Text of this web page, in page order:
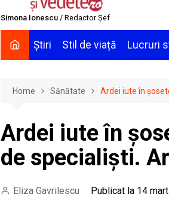
Simona Ionescu / Redactor Șef
Știri Stil de viață Lucruri
Home Sănătate Ardei iute în
Ardei iute în
de specialiști.
Eliza Gavrilescu Publicat la 14